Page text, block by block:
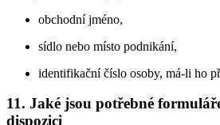
obchodní jméno,
sídlo nebo místo podnikání,
identifikační číslo osoby, má-li ho
11. Jaké jsou potřebné
dispozici